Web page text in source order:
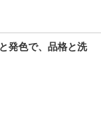
発色で、品格と洗